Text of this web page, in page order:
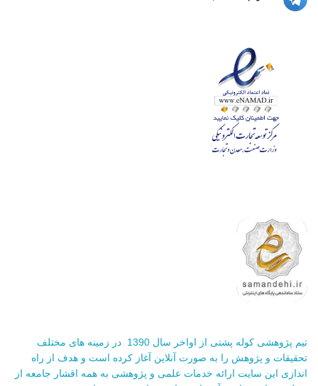
تیم پژوهشی کوله پشتی از اواخر سال 1390 در زمینه های مختلف
تحقیقات و پژوهش را به صورت آنلاین آغاز کرده است و هدف از راه
اندازی این سایت ارائه خدمات علمی و پژوهشی به همه اقشار جامعه از